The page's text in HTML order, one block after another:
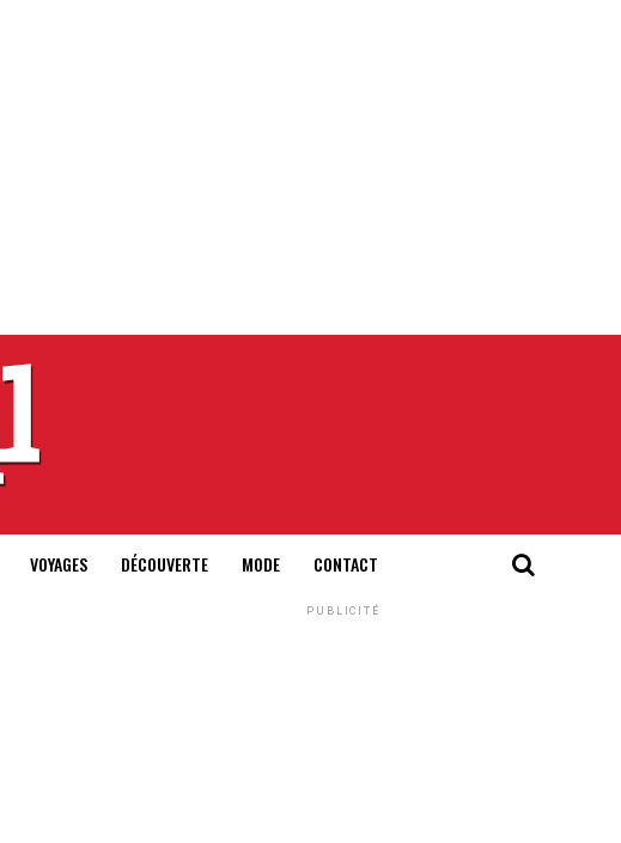
VOYAGES DÉCOUVERTE MODE CONTACT
PUBLICITÉ